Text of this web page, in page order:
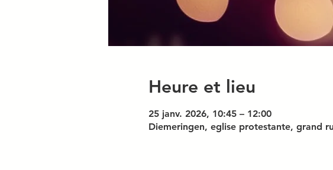
Heure et lieu
25 janv. 2026, 10:45 – 12:00
Diemeringen, eglise protestante, grand